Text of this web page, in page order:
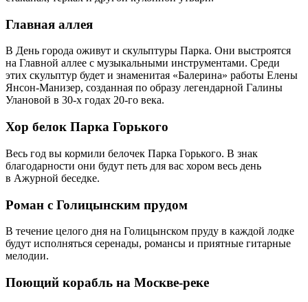
Главная аллея
В День города оживут и скульптуры Парка. Они выстроятся
на Главной аллее с музыкальными инструментами. Среди
этих скульптур будет и знаменитая «Балерина» работы Елены
Янсон-Манизер, созданная по образу легендарной Галины
Улановой в 30-х годах 20-го века.
Хор белок Парка Горького
Весь год вы кормили белочек Парка Горького. В знак
благодарности они будут петь для вас хором весь день
в Ажурной беседке.
Роман с Голицынским прудом
В течение целого дня на Голицынском пруду в каждой лодке
будут исполняться серенады, романсы и приятные гитарные
мелодии.
Поющий корабль на Москве-реке